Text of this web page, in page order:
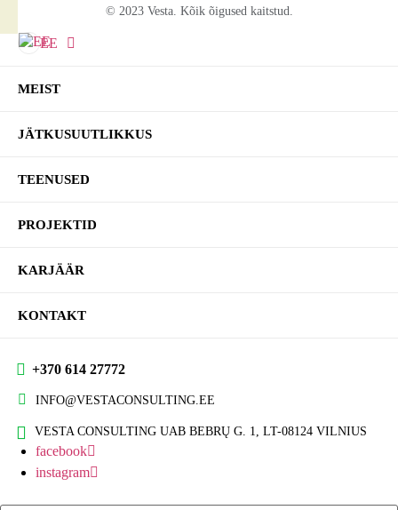
© 2023 Vesta. Kõik õigused kaitstud.
EE
MEIST
JÄTKUSUUTLIKKUS
TEENUSED
Ettevõtte jätkusuutlikkus
Hoonete keskkonnasäästlikkus
PROJEKTID
KARJÄÄR
KONTAKT
+370 614 27772
INFO@VESTACONSULTING.EE
VESTA CONSULTING UAB BEBRŲ G. 1, LT-08124 VILNIUS
facebook
instagram